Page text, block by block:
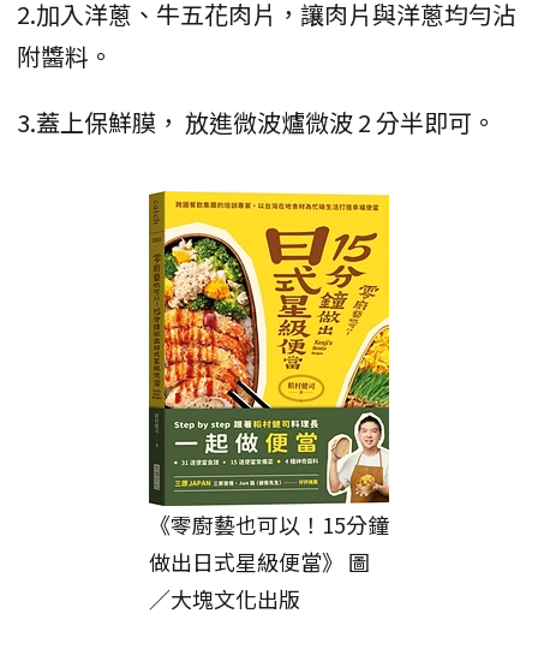
2.加入洋蔥、牛五花肉片，讓肉片與洋蔥均勻沾
附醬料。
3.蓋上保鮮膜， 放進微波爐微波 2 分半即可。
《零廚藝也可以！15分鐘
做出日式星級便當》 圖
／大塊文化出版